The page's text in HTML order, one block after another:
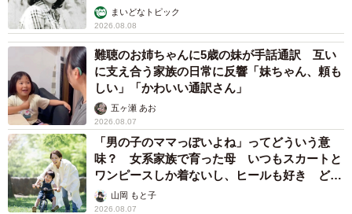
む」まいどなトピック
2026.08.08
難聴のお姉ちゃんに5歳の妹が手話通訳 互い
に支え合う家族の日常に反響「妹ちゃん、頼も
しい」「かわいい通訳さん」
五ヶ瀬 あお
2026.08.07
「男の子のママっぽいよね」ってどういう意
味？ 女系家族で育った母 いつもスカートと
ワンピースしか着ないし、ヒールも好き どの
へんが…
山岡 もと子
2026.08.07